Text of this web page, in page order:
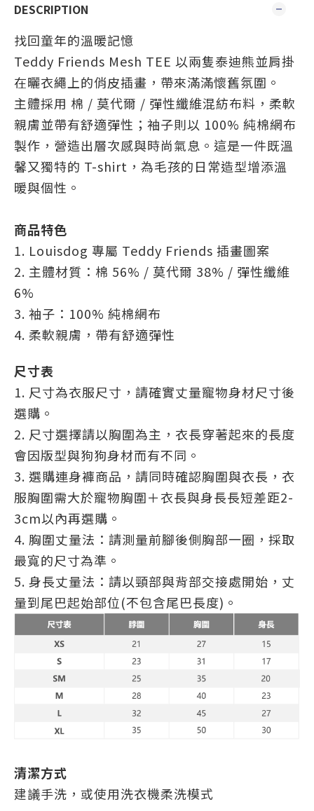
DESCRIPTION
找回童年的溫暖記憶
Teddy Friends Mesh TEE 以兩隻泰迪熊並肩掛
在曬衣繩上的俏皮插畫，帶來滿滿懷舊氛圍。
主體採用 棉 / 莫代爾 / 彈性纖維混紡布料，柔軟
親膚並帶有舒適彈性；袖子則以 100% 純棉網布
製作，營造出層次感與時尚氣息。這是一件既溫
馨又獨特的 T-shirt，為毛孩的日常造型增添溫
暖與個性。
商品特色
1. Louisdog 專屬 Teddy Friends 插畫圖案
2. 主體材質：棉 56% / 莫代爾 38% / 彈性纖維
6%
3. 袖子：100% 純棉網布
4. 柔軟親膚，帶有舒適彈性
尺寸表
1. 尺寸為衣服尺寸，請確實丈量寵物身材尺寸後
選購。
2. 尺寸選擇請以胸圍為主，衣長穿著起來的長度
會因版型與狗狗身材而有不同。
3. 選購連身褲商品，請同時確認胸圍與衣長，衣
服胸圍需大於寵物胸圍＋衣長與身長長短差距2-
3cm以內再選購。
4. 胸圍丈量法：請測量前腳後側胸部一圈，採取
最寬的尺寸為準。
5. 身長丈量法：請以頸部與背部交接處開始，丈
量到尾巴起始部位(不包含尾巴長度)。
清潔方式
建議手洗，或使用洗衣機柔洗模式